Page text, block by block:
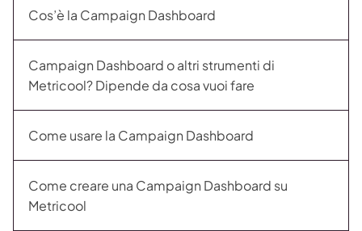
Cos’è la Campaign Dashboard
Campaign Dashboard o altri strumenti di
Metricool? Dipende da cosa vuoi fare
Come usare la Campaign Dashboard
Come creare una Campaign Dashboard su
Metricool